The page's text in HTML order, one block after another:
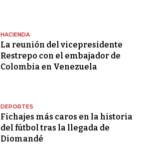
HACIENDA
La reunión del vicepresidente
Restrepo con el embajador de
Colombia en Venezuela
DEPORTES
Fichajes más caros en la historia
del fútbol tras la llegada de
Diomandé